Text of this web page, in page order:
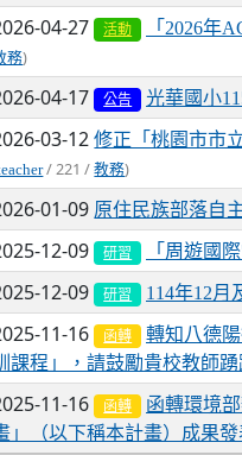
04-27 活動 「2026年
務)
04-17 公告 光華國小
03-12修正「桃園市市
/ 221 /教務)
01-09 原住民族部落自
12-09 研習 「周遊國
12-09 研習 114年12月
11-16 函轉
轉知八德
課程」，請鼓勵貴校教師踴
11-16 函轉
函轉環境
」（以下稱本計畫）成果